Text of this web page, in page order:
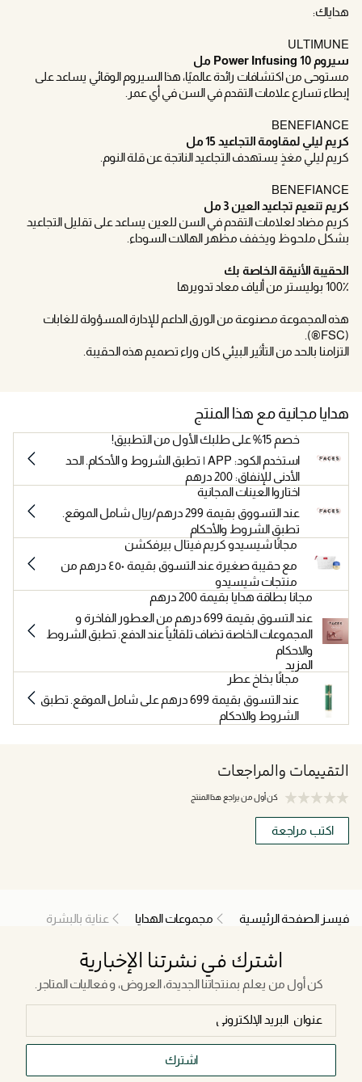
هداياك:
ULTIMUNE
سيروم Power Infusing 10 مل
مستوحى من اكتشافات رائدة عالميًا، هذا السيروم الوقائي يساعد على
إبطاء تسارع علامات التقدم في السن في أي عمر.
BENEFIANCE
كريم ليلي لمقاومة التجاعيد 15 مل
كريم ليلي مغذٍ يستهدف التجاعيد الناتجة عن قلة النوم.
BENEFIANCE
كريم تنعيم تجاعيد العين 3 مل
كريم مضاد لعلامات التقدم في السن للعين يساعد على تقليل التجاعيد
بشكل ملحوظ ويخفف مظهر الهالات السوداء.
الحقيبة الأنيقة الخاصة بك
100٪ بوليستر من ألياف معاد تدويرها
هذه المجموعة مصنوعة من الورق الداعم للإدارة المسؤولة للغابات
(FSC®).
التزامنا بالحد من التأثير البيئي كان وراء تصميم هذه الحقيبة.
هدايا مجانية مع هذا المنتج
خصم 15% على طلبك الأول من التطبيق!
استخدم الكود: APP | تطبق الشروط و الأحكام. الحد
الأدنى للإنفاق: 200 درهم
اختاروا العينات المجانية
عند التسووق بقيمة 299 درهم/ريال شامل الموقع.
تطبق الشروط والأحكام
مجانًا شيسيدو كريم فيتال بيرفكشن
مع حقيبة صغيرة عند التسوق بقيمة ٤٥٠ درهم من
منتجات شيسيدو
مجانا بطاقة هدايا بقيمة 200 درهم
عند التسوق بقيمة 699 درهم من العطور الفاخرة و
المجموعات الخاصة تضاف تلقائياً عند الدفع. تطبق الشروط
والاحكام
المزيد
مجانًا بخاخ عطر
عند التسوق بقيمة 699 درهم على شامل الموقع. تطبق
الشروط والاحكام
التقييمات والمراجعات
كن أول من يراجع هذا المنتج
اكتب مراجعة
فيسز الصفحة الرئيسية مجموعات الهدايا عناية بالبشرة
اشترك في نشرتنا الإخبارية
كن أول من يعلم بمنتجاتنا الجديدة، العروض، و فعاليات المتاجر.
اشترك